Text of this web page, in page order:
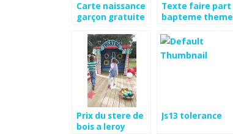
Carte naissance
garçon gratuite
Texte faire part
bapteme theme
Prix du stere de
bois a leroy
Js13 tolerance